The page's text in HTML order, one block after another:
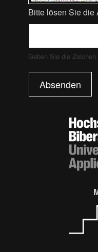
Bitte lösen Sie die
Geben Sie die
Absenden